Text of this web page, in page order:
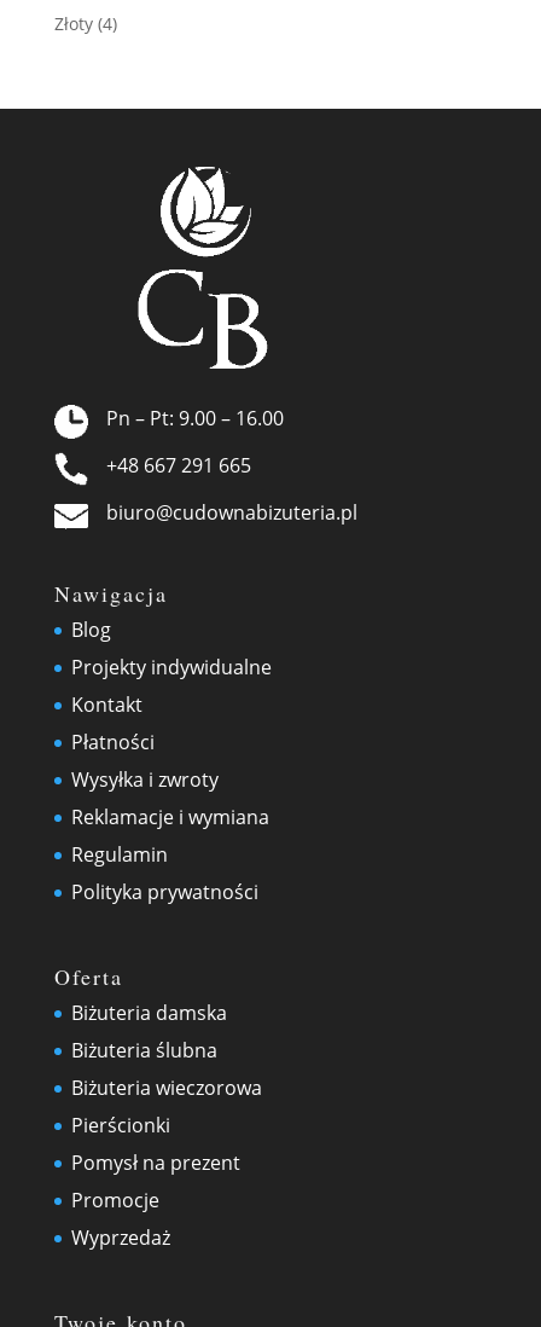
Złoty (4)
Pn – Pt: 9.00 – 16.00
+48 667 291 665
biuro@cudownabizuteria.pl
Nawigacja
Blog
Projekty indywidualne
Kontakt
Płatności
Wysyłka i zwroty
Reklamacje i wymiana
Regulamin
Polityka prywatności
Oferta
Biżuteria damska
Biżuteria ślubna
Biżuteria wieczorowa
Pierścionki
Pomysł na prezent
Promocje
Wyprzedaż